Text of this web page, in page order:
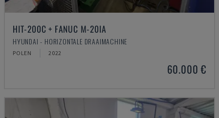
HIT-200C + FANUC M-20IA
HYUNDAI - HORIZONTALE DRAAIMACHINE
POLEN 2022
60.000 €